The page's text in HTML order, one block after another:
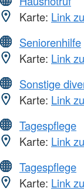
Karte: Link
Seniorenhilfe
Karte: Link
Sonstige
Karte: Link
Tagespflege
Karte: Link
Tagespflege
Karte: Link